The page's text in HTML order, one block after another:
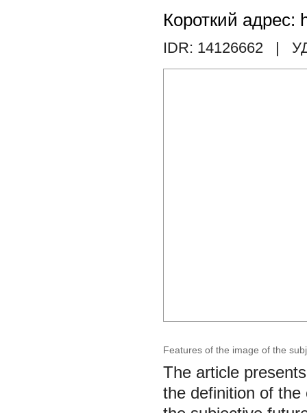
Короткий адрес:
IDR: 14126662 |
Features of the image of the
The article
the definition of